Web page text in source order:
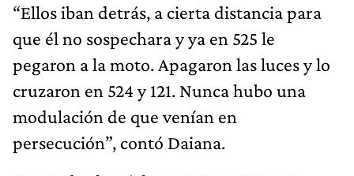
“Ellos iban detrás, a cierta distancia para
que él no sospechara y ya en 525 le
pegaron a la moto. Apagaron las luces y lo
cruzaron en 524 y 121. Nunca hubo una
modulación de que venían en
persecución”, contó Daiana.